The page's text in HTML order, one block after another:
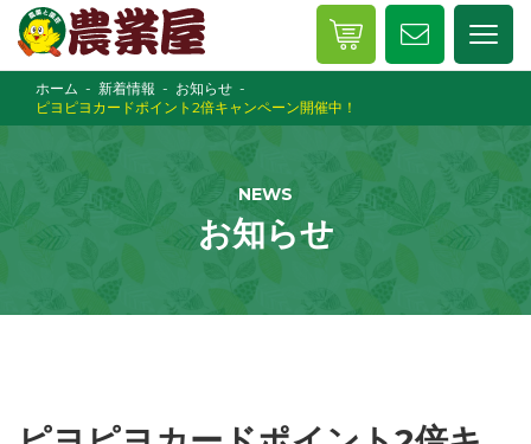
ホーム 新着情報
お知らせ
ピヨピヨカードポイント2倍キャンペーン開催中！
NEWS
お知らせ